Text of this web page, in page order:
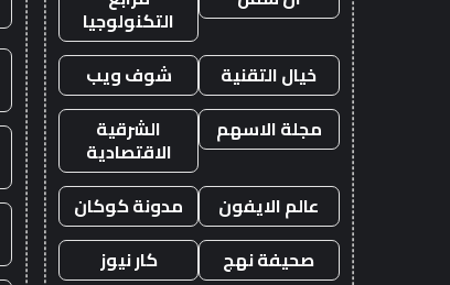
التكنولوجيا
خيال التقنية
شوف ويب
مجلة الاسهم
الشرقية
الاقتصادية
عالم الايفون
مدونة كوكان
صحيفة نهج
كار نيوز